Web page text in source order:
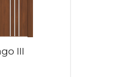
III